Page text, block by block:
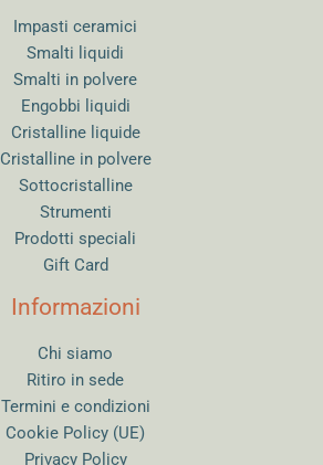
Impasti ceramici
Smalti liquidi
Smalti in polvere
Engobbi liquidi
Cristalline liquide
Cristalline in polvere
Sottocristalline
Strumenti
Prodotti speciali
Gift Card
Informazioni
Chi siamo
Ritiro in sede
Termini e condizioni
Cookie Policy (UE)
Privacy Policy